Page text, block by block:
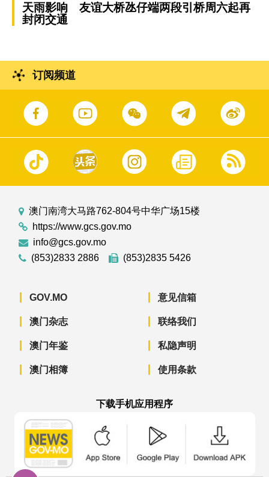
天雨影响 友谊大桥氹仔端两段引桥周六起再
封闭交通
订阅频道
澳门南湾大马路762-804号中华广场15楼
https://www.gcs.gov.mo
info@gcs.gov.mo
(853)2833 2886
(853)2835 5426
GOV.MO
澳门杂志
澳门年鉴
澳门相簿
意见信箱
联络我们
私隐声明
使用条款
下载手机应用程序